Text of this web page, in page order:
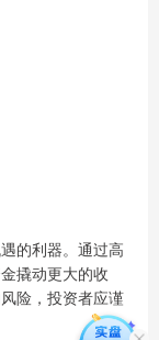
的利器。通过高
撬动更大的收
险，投资者应谨